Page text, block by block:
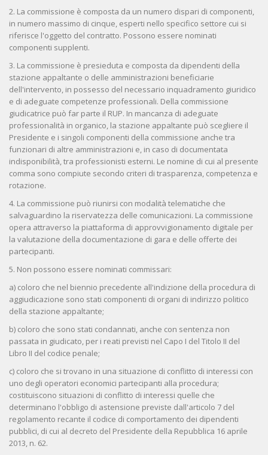
2. La commissione è composta da un numero dispari di componenti,
in numero massimo di cinque, esperti nello specifico settore cui si
riferisce l'oggetto del contratto. Possono essere nominati
componenti supplenti.
3. La commissione è presieduta e composta da dipendenti della
stazione appaltante o delle amministrazioni beneficiarie
dell'intervento, in possesso del necessario inquadramento giuridico
e di adeguate competenze professionali. Della commissione
giudicatrice può far parte il RUP. In mancanza di adeguate
professionalità in organico, la stazione appaltante può scegliere il
Presidente e i singoli componenti della commissione anche tra
funzionari di altre amministrazioni e, in caso di documentata
indisponibilità, tra professionisti esterni. Le nomine di cui al presente
comma sono compiute secondo criteri di trasparenza, competenza e
rotazione.
4. La commissione può riunirsi con modalità telematiche che
salvaguardino la riservatezza delle comunicazioni. La commissione
opera attraverso la piattaforma di approvvigionamento digitale per
la valutazione della documentazione di gara e delle offerte dei
partecipanti.
5. Non possono essere nominati commissari:
a) coloro che nel biennio precedente all'indizione della procedura di
aggiudicazione sono stati componenti di organi di indirizzo politico
della stazione appaltante;
b) coloro che sono stati condannati, anche con sentenza non
passata in giudicato, per i reati previsti nel Capo I del Titolo II del
Libro II del codice penale;
c) coloro che si trovano in una situazione di conflitto di interessi con
uno degli operatori economici partecipanti alla procedura;
costituiscono situazioni di conflitto di interessi quelle che
determinano l'obbligo di astensione previste dall'articolo 7 del
regolamento recante il codice di comportamento dei dipendenti
pubblici, di cui al decreto del Presidente della Repubblica 16 aprile
2013, n. 62.